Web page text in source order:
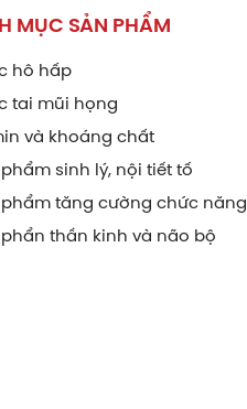
MỤC SẢN PHẨM
hô hấp
tai mũi họng
và khoáng chất
sinh lý, nội tiết tố
phẩm tăng cường chức năng
thần kinh và não bộ